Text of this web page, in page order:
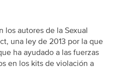
los autores de la Sexual
una ley de 2013 por la que
ha ayudado a las fuerzas
en los kits de violación a